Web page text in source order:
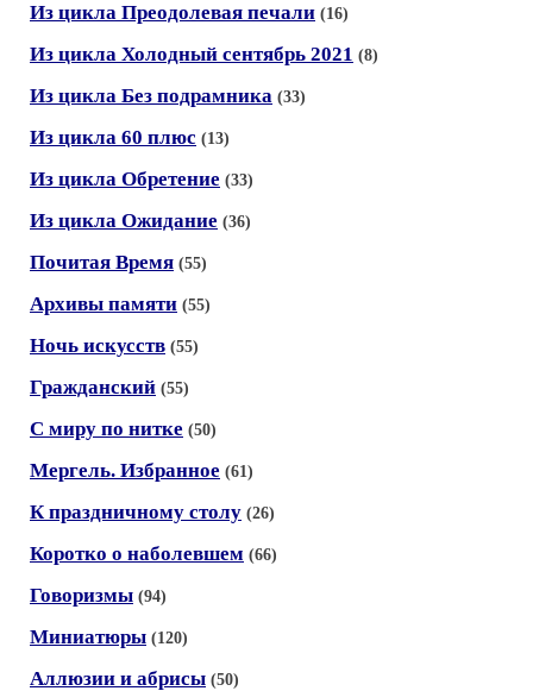
Из цикла Преодолевая печали (16)
Из цикла Холодный сентябрь 2021 (8)
Из цикла Без подрамника (33)
Из цикла 60 плюс (13)
Из цикла Обретение (33)
Из цикла Ожидание (36)
Почитая Время (55)
Архивы памяти (55)
Ночь искусств (55)
Гражданский (55)
С миру по нитке (50)
Мергель. Избранное (61)
К праздничному столу (26)
Коротко о наболевшем (66)
Говоризмы (94)
Миниатюры (120)
Аллюзии и абрисы (50)